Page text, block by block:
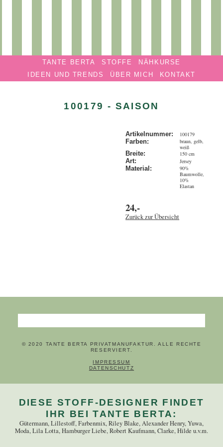
BERTA
Privatmanufaktur
Navigation überspringenTANTE BERTA STOFFE
NÄHKURSE
IDEEN UND TRENDS
ÜBER MICH KONTAKT
100179 - SAISON
Artikelnummer:
100179
Farben:
braun, gelb,
weiß
Breite:
150 cm
Art:
Jersey
Material:
90%
Baumwolle,
10%
Elastan
24,-
Zurück zur Übersicht
Suchbegriffe
© 2020 TANTE BERTA PRIVATMANUFAKTUR. ALLE RECHTE
RESERVIERT.
NAVIGATION ÜBERSPRINGEN
IMPRESSUM
DATENSCHUTZ
DIESE STOFF-DESIGNER FINDET
IHR BEI TANTE BERTA:
Gütermann, Lillestoff, Farbenmix, Riley Blake, Alexander Henry, Yuwa,
Moda, Lila Lotta, Hamburger Liebe, Robert Kaufmann, Clarke, Hilde u.v.m.